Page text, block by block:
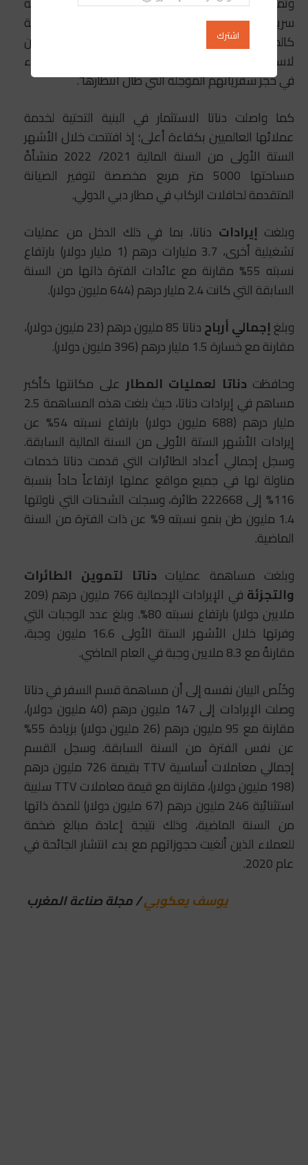
سريعاً لمتطلبات العملاء وتوفير خدمات ذات جودة عالية
كالمعتاد، بدءاً من دعم عملائها من شركات الطيران
لاستئناف العمليات بسلاسة وأمان، إلى مساعدة العملاء
في حجز سفرياتهم المؤجلة التي طال انتظارها”.
كما واصلت دناتا الاستثمار في البنية التحتية لخدمة
عملائها العالميين بكفاءة أعلى؛ إذ افتتحت خلال الأشهر
الستة الأولى من السنة المالية 2021/ 2022 منشأةً
مساحتها 5000 متر مربع مخصصة لتوفير الصيانة
المتقدمة لحافلات الركاب في مطار دبي الدولي.
وبلغت إيرادات دناتا، بما في ذلك الدخل من عمليات
تشغيلية أخرى، 3.7 مليارات درهم (1 مليار دولار) بارتفاع
نسبته 55% مقارنة مع عائدات الفترة ذاتها من السنة
السابقة التي كانت 2.4 مليار درهم (644 مليون دولار).
وبلغإجمالي أرباح
دناتا 85 مليون درهم (23 مليون دولار)،
مقارنة مع خسارة 1.5 مليار درهم (396 مليون دولار).
وحافظتدناتا لعمليات المطارعلى مكانتها كأكبر
مساهم في إيرادات دناتا، حيث بلغت هذه المساهمة 2.5
مليار درهم (688 مليون دولار) بارتفاع نسبته 54% عن
إيرادات الأشهر الستة الأولى من السنة المالية السابقة.
وسجل إجمالي أعداد الطائرات التي قدمت دناتا خدمات
مناولة لها في جميع مواقع عملها ارتفاعاً حاداً بنسبة
116% إلى 222668 طائرة، وسجلت الشحنات التي ناولتها
1.4 مليون طن بنمو نسبته 9% عن ذات الفترة من السنة
الماضية.
وبلغت مساهمة عملياتدناتا لتموين الطائرات
والتجزئة
في الإيرادات الإجمالية 766 مليون درهم (209
ملايين دولار) بارتفاع نسبته 80%. وبلغ عدد الوجبات التي
وفرتها خلال الأشهر الستة الأولى 16.6 مليون وجبة،
مقارنةً مع 8.3 ملايين وجبة في العام الماضي.
وخَلُص البيان نفسه إلى أن مساهمة قسم السفر في دناتا
وصلت الإيرادات إلى 147 مليون درهم (40 مليون دولار)،
مقارنة مع 95 مليون درهم (26 مليون دولار) بزيادة 55%
عن نفس الفترة من السنة السابقة. وسجل القسم
إجمالي معاملات أساسية TTV بقيمة 726 مليون درهم
(198 مليون دولار)، مقارنة مع قيمة معاملات TTV سلبية
استثنائية 246 مليون درهم (67 مليون دولار) للمدة ذاتها
من السنة الماضية، وذلك نتيجة إعادة مبالغ ضخمة
للعملاء الذين ألغيت حجوزاتهم مع بدء انتشار الجائحة في
عام 2020.
يوسف يعكوبي/ مجلة صناعة المغرب